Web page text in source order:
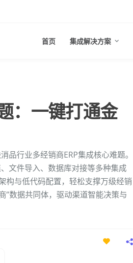
首页 集成解决方案
：一键打通金
品行业多经销商ERP集成核心难题。
文件导入、数据库对接等多种集成
构与低代码配置，轻松支撑万级经销
”数据共同体，驱动渠道智能决策与